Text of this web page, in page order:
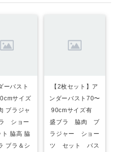
ーバスト
サイズ
ブラジャ
ショー
ト 脇高 脇
ブラ＆シ
【2枚セット】ア
ンダーバスト70〜
90cmサイズ有
盛ブラ 脇肉 ブ
ラジャー ショー
ツ セット バス